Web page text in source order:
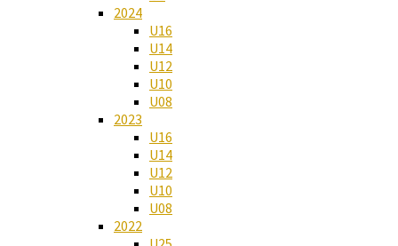
2024
U16
U14
U12
U10
U08
2023
U16
U14
U12
U10
U08
2022